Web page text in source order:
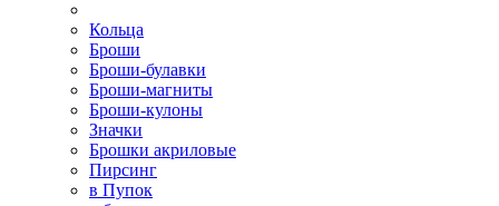
Кольца
Броши
Броши-булавки
Броши-магниты
Броши-кулоны
Значки
Брошки акриловые
Пирсинг
в Пупок